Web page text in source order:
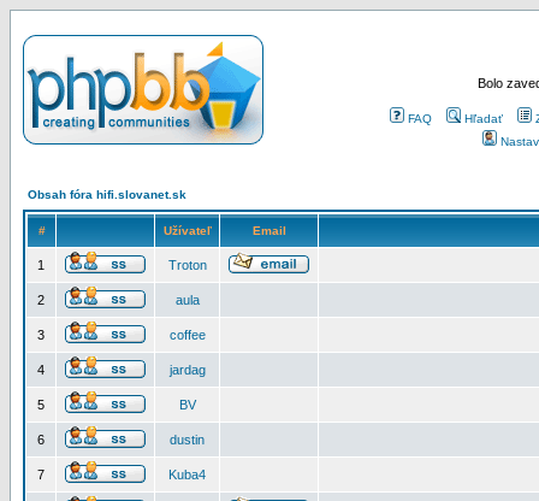
Bolo
FAQ Hľadať
Obsah fóra hifi.slovanet.sk
# Užívateľ Email
1 Troton
2 aula
3 coffee
4 jardag
5 BV
6 dustin
7 Kuba4